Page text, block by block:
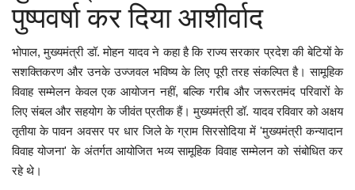
राशिफल
संपर्क
पुष्पवर्षा कर दिया आशीर्वाद
भोपाल, मुख्यमंत्री डॉ. मोहन यादव ने कहा है कि राज्य सरकार प्रदेश की बेटियों के
सशक्तिकरण और उनके उज्जवल भविष्य के लिए पूरी तरह संकल्पित है। सामूहिक
विवाह सम्मेलन केवल एक आयोजन नहीं, बल्कि गरीब और जरूरतमंद परिवारों के
लिए संबल और सहयोग के जीवंत प्रतीक हैं। मुख्यमंत्री डॉ. यादव रविवार को अक्षय
तृतीया के पावन अवसर पर धार जिले के ग्राम सिरसोदिया में 'मुख्यमंत्री कन्यादान
विवाह योजना' के अंतर्गत आयोजित भव्य सामूहिक विवाह सम्मेलन को संबोधित कर
रहे थे।